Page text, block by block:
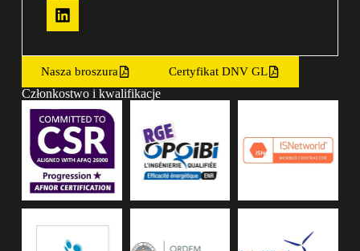
Nasza broszura Certyfikat DNV GL
Członkostwo i kwalifikacje